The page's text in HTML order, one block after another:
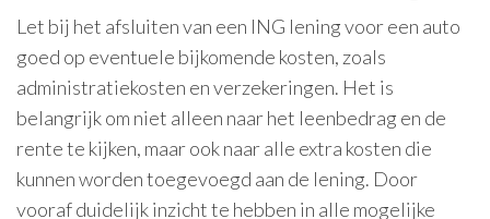
Let bij het afsluiten van een ING lening voor een auto
goed op eventuele bijkomende kosten, zoals
administratiekosten en verzekeringen. Het is
belangrijk om niet alleen naar het leenbedrag en de
rente te kijken, maar ook naar alle extra kosten die
kunnen worden toegevoegd aan de lening. Door
vooraf duidelijk inzicht te hebben in alle mogelijke